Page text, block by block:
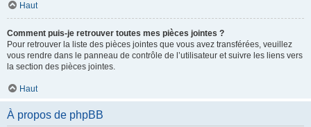
Haut
Comment puis-je retrouver toutes mes pièces jointes ?
Pour retrouver la liste des pièces jointes que vous avez transférées, veuillez
vous rendre dans le panneau de contrôle de l’utilisateur et suivre les liens vers
la section des pièces jointes.
Haut
À propos de phpBB